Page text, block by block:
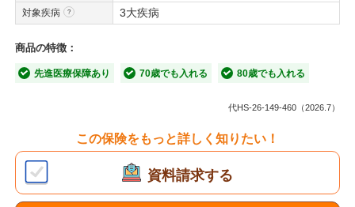
対象疾病 3大疾病
商品の特徴：
先進医療保障あり 70歳でも入れる 80歳でも入れる
代HS-26-149-460（2026.7）
この保険をもっと詳しく知りたい！
資料請求する